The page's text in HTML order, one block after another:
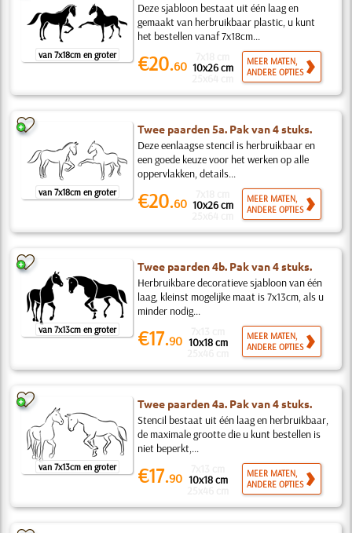
van 7x18cm en groter
Deze sjabloon bestaat uit één laag en
gemaakt van herbruikbaar plastic, u kunt
het bestellen vanaf 7x18cm...
€20.60 10x26 cm
MEER MATEN,
ANDERE OPTIES
van 7x18cm en groter
Twee paarden 5a. Pak van 4 stuks.
Deze eenlaagse stencil is herbruikbaar en
een goede keuze voor het werken op alle
oppervlakken, details...
€20.60 10x26 cm
MEER MATEN,
ANDERE OPTIES
van 7x13cm en groter
Twee paarden 4b. Pak van 4 stuks.
Herbruikbare decoratieve sjabloon van één
laag, kleinst mogelijke maat is 7x13cm, als u
minder nodig...
€17.90 10x18 cm
MEER MATEN,
ANDERE OPTIES
van 7x13cm en groter
Twee paarden 4a. Pak van 4 stuks.
Stencil bestaat uit één laag en herbruikbaar,
de maximale grootte die u kunt bestellen is
niet beperkt,...
€17.90 10x18 cm
MEER MATEN,
ANDERE OPTIES